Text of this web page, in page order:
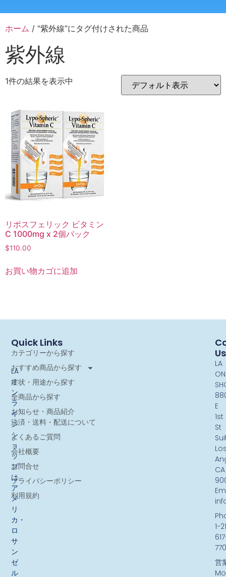
ホーム / “紫外線”にタグ付けされた商品
紫外線
1件の結果を表示中
リポスフェリック ビタミン
C 1000mg x 2個パック
$110.00
お買い物カゴに追加
LA
オ
ン
ラ
イ
ン
シ
ョ
ッ
プ
は、
ア
メ
リ
カ・
ロ
サ
ン
ゼ
ル
Quick Links
カテゴリーから探す
おすすめ商品から探す
症状・用途から探す
全商品から探す
お知らせ・商品紹介
決済・送料・配送について
よくあるご質問
会社概要
お問合せ
プライバシーポリシー
利用規約
Us
LA
E
1st
St
CA
1-
営